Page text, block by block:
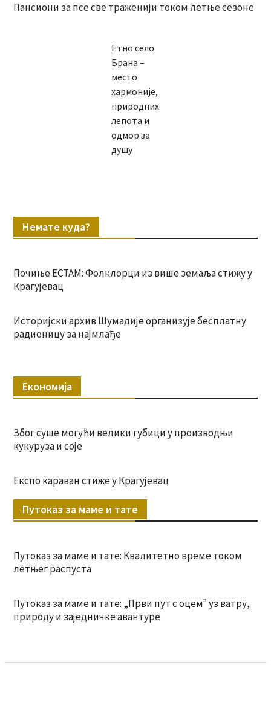
Пансиони за псе све траженији током летње сезоне
Етно село
Брана –
место
хармоније,
природних
лепота и
одмор за
душу
Немате куда?
Почиње ЕСТАМ: Фолклорци из више земаља стижу у
Крагујевац
Историјски архив Шумадије организује бесплатну
радионицу за најмлађе
Економија
Због суше могући велики губици у производњи
кукуруза и соје
Експо караван стиже у Крагујевац
Путоказ за маме и тате
Путоказ за маме и тате: Квалитетно време током
летњег распуста
Путоказ за маме и тате: „Први пут с оцемˮ уз ватру,
природу и заједничке авантуре